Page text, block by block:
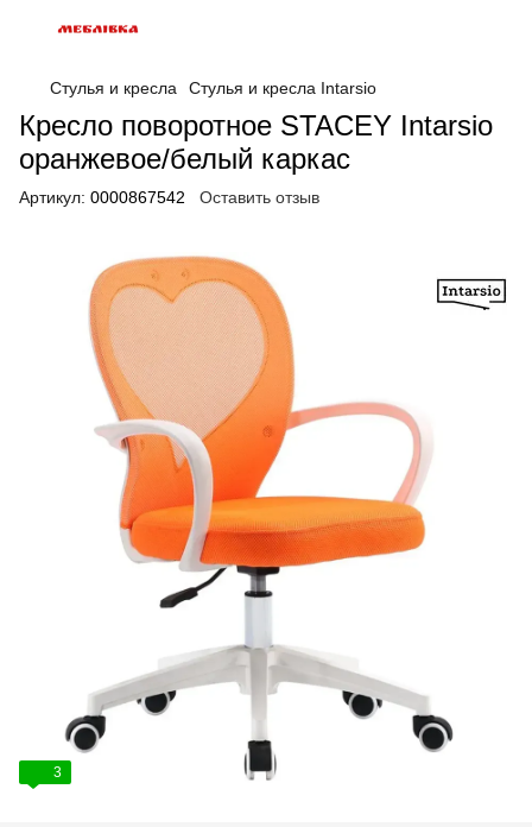
Стулья и кресла Стулья и кресла Intarsio
Кресло поворотное STACEY Intarsio
оранжевое/белый каркас
Артикул: 0000867542 Оставить отзыв
3